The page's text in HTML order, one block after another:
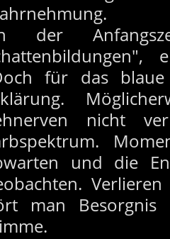
der
für das
nicht
und die
man